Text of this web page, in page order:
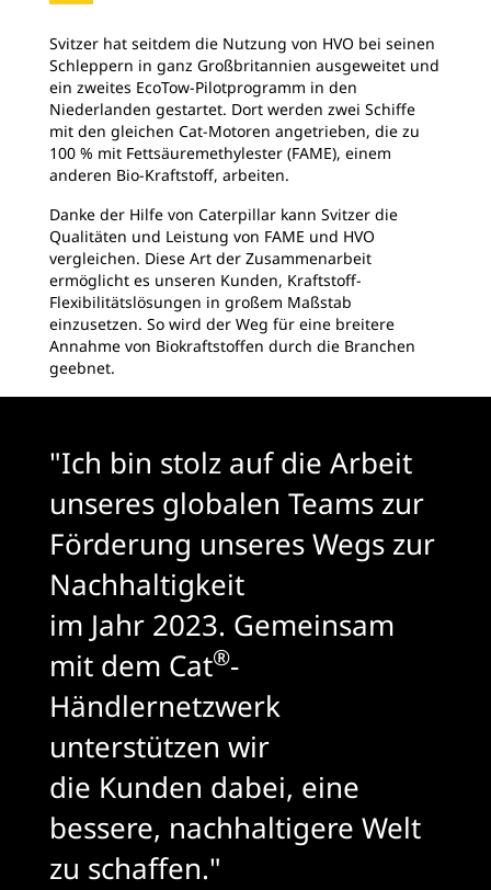
Svitzer hat seitdem die Nutzung von HVO bei seinen
Schleppern in ganz Großbritannien ausgeweitet und
ein zweites EcoTow-Pilotprogramm in den
Niederlanden gestartet. Dort werden zwei Schiffe
mit den gleichen Cat-Motoren angetrieben, die zu
100 % mit Fettsäuremethylester (FAME), einem
anderen Bio-Kraftstoff, arbeiten.
Danke der Hilfe von Caterpillar kann Svitzer die
Qualitäten und Leistung von FAME und HVO
vergleichen. Diese Art der Zusammenarbeit
ermöglicht es unseren Kunden, Kraftstoff-
Flexibilitätslösungen in großem Maßstab
einzusetzen. So wird der Weg für eine breitere
Annahme von Biokraftstoffen durch die Branchen
geebnet.
"Ich bin stolz auf die Arbeit
unseres globalen Teams zur
Förderung unseres Wegs zur
Nachhaltigkeit
im Jahr 2023. Gemeinsam
mit dem Cat®-
Händlernetzwerk
unterstützen wir
die Kunden dabei, eine
bessere, nachhaltigere Welt
zu schaffen."